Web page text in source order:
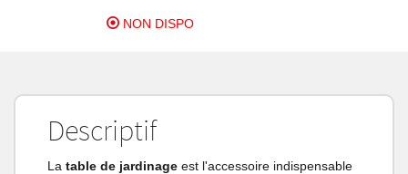
NON DISPO
Descriptif
La table de jardinage est l'accessoire indispensable